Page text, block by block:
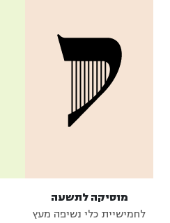
מוסיקה לתשעה
לחמישיית כלי נשיפה מעץ